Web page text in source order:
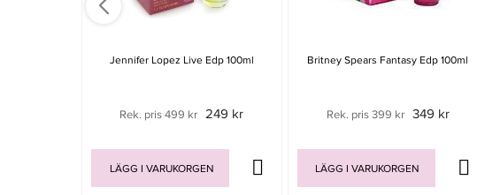
Jennifer Lopez Live Edp 100ml
Rek. pris 499 kr 249 kr
LÄGG I VARUKORGEN
Britney Spears Fantasy Edp 100ml
Rek. pris 399 kr 349 kr
LÄGG I VARUKORGEN